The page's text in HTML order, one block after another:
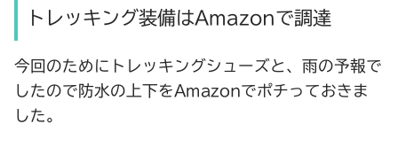
トレッキング装備はAmazonで調達
今回のためにトレッキングシューズと、雨の予報で
したので防水の上下をAmazonでポチっておきま
した。